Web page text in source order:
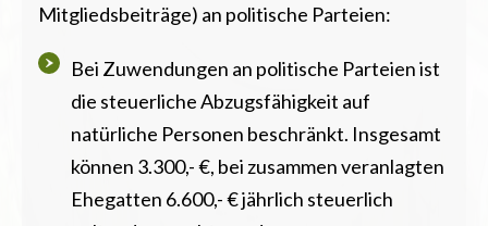
Mitgliedsbeiträge) an politische Parteien:
Bei Zuwendungen an politische Parteien ist
die steuerliche Abzugsfähigkeit auf
natürliche Personen beschränkt. Insgesamt
können 3.300,- €, bei zusammen veranlagten
Ehegatten 6.600,- € jährlich steuerlich